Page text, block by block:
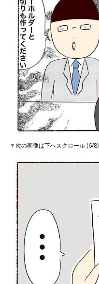
▼次の画像は下へスクロール (6/8)